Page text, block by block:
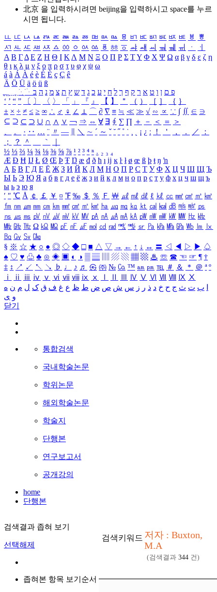
北京 을 입력하시려면 beijing을 입력하시고 space를 누르
시면 됩니다.
ㅥ ㅦ ㅧ ㅨ ㅩ ㅪ ㅫ ㅬ ㅭ ㅮ ㅯ ㅰ ㅱ ㅲ ㅳ ㅴ ㅵ ㅶ ㅷ ㅸ
ㅹ
ㅺ ㅻ ㅼ ㅽ ㅾ ㅿ ㆀ ㆁ ㆂ ㆃ ㆄ ㆅ ㆆ ㆇ ㆈ ㆉ ㆊ ㆋ ㆌ ㆍ
ㆎ
Α Β ΓΔ Ε Ζ Η Θ Ι ΚΛ Μ Ν Ξ Ο Π Ρ Σ ΤΥ Φ Χ Ψ Ω α β γ δ ε ζ η
θ ι κ λ μ ν ξ ο π ρ σ τ υ φ χ ψ ω
á à Á À é è É È ç Ç ê
Ä Ö Ü ä ö ü ß
ִֶֹ ֻּ ׁׂ פ ם ן ו ט א ר ק ף ך ל ח י ע כ ג ד ש ץ ת צ מ נ ה ב
‘ ’ “ ” 〔 〕 〈 〉 「 」 『 』 【 】 ＂ （ ） ［ ］ ｛ ｝
± × ÷ ≠ ≤ ≥ ∞ ∴ ♂ ♀ ∠ ⊥ ⌒ ∂ ∇ ≡ ≒ ≪ ≫ √ ∽ ∝ ∵ ∫ ∬ ∈ ∋
⊆ ⊇ ⊂ ⊃ ∪ ∩ ∧ ∨ ￢ ⇒ ⇔ ∀ ∃ ∮ ∑ ∏ ＋ － ＜ ＝
＞
、
。 · ‥ … ¨ 〃 ― ＼ ∼ ´ ～ ˇ ˘ ˝ ˚ ˙ ¸ ¡ ¿ ː ！ ＇ ， ． ／
：
；
？ ＾ ｀
½ ⅓ ⅔ ¼ ¾ ⅛ ⅜ ⅝ ⅞ ¹ ² ³ ⁴ ⁿ ₁ ₂ ₃ ₄
Æ Ð Ħ Ĳ Ł Ø Œ Þ Ŧ Ŋ æ đ ð ħ ı ĳ ĸ ŀ ł ø œ ß þ ŧ ŋ ŉ
А Б В Г Д Е Ё Ж З И Й К Л М Н О П Р С Т У Ф Х Ц Ч Ш Щ Ъ
Ы Ь Э Ю Я а б в г д е ё ж з и й к л м н о п р с т у ф х ц ч ш щ ъ
ы ь э ю я
′ ″ ℃ Å ￠ ￡ ￥ ¤ ℉ ‰ ＄ ％ Ｆ ￦ ㎕ ㎖ ㎗ ℓ ㎘ ㏄ ㎣ ㎤ ㎥ ㎦
㎙ ㎚ ㎛ ㎜ ㎝ ㎞ ㎟ ㎠ ㎡ ㎢ ㏊ ㎍ ㎎ ㎏ ㏏ ㎈ ㎉ ㏈ ㎧ ㎨ ㎰
㎱ ㎲ ㎳ ㎴ ㎵ ㎶ ㎷ ㎸ ㎹ ㎀ ㎁ ㎂ ㎃ ㎄ ㎺ ㎻ ㎽ ㎾ ㎿ ㎐ ㎑
㎒ ㎓ ㎔ Ω ㏀ ㏁ ㎊ ㎋ ㎌ ㏖ ㏅ ㎭ ㎮ ㎯ ㏛ ㎩ ㎪ ㎫ ㎬ ㏝ ㏐
㏓
㏃ ㏉ ㏜ ㏆
§ ※ ☆ ★ ○ ● ◎ ◇ ◆ □ ■ △ ▽ → ← ↑ ↓ ↔ 〓 ◁ ◀ ▷ ▶ ♤
♠ ♡ ♥ ♧ ♣ ⊙ ◈ ▣ ◐ ◑ ▒ ▤ ▨ ▧ ▦ ▩ ♨ ☏ ☎ ☜ ☞ ¶ †
‡ ↕ ↗ ↙ ↖ ↘ ♭ ♩ ♪ ♬ ㉿ ㈜ № ㏇ ™ ㏂ ㏘ ℡ ＃ ＆ ＊ ＠ ª º
ⅰ
ⅱ ⅲ ⅳ ⅴ ⅵ ⅶ ⅷ ⅸ ⅹ Ⅳ Ⅴ Ⅵ Ⅶ Ⅷ Ⅸ Ⅹ
ب ت ث ج ح خ د ذ ر ز س ش ص ض ط ظ ع غ ف ق ک ل م ن ه
و ی
닫기
통합검색
국내학술논문
학위논문
해외학술논문
학술지
단행본
연구보고서
공개강의
home
단행본
검색결과 좁혀 보기
선택해제
좁혀본 항목 보기순서
검색키워드 저자 : Buxton,
M.A
(검색결과 344 건)